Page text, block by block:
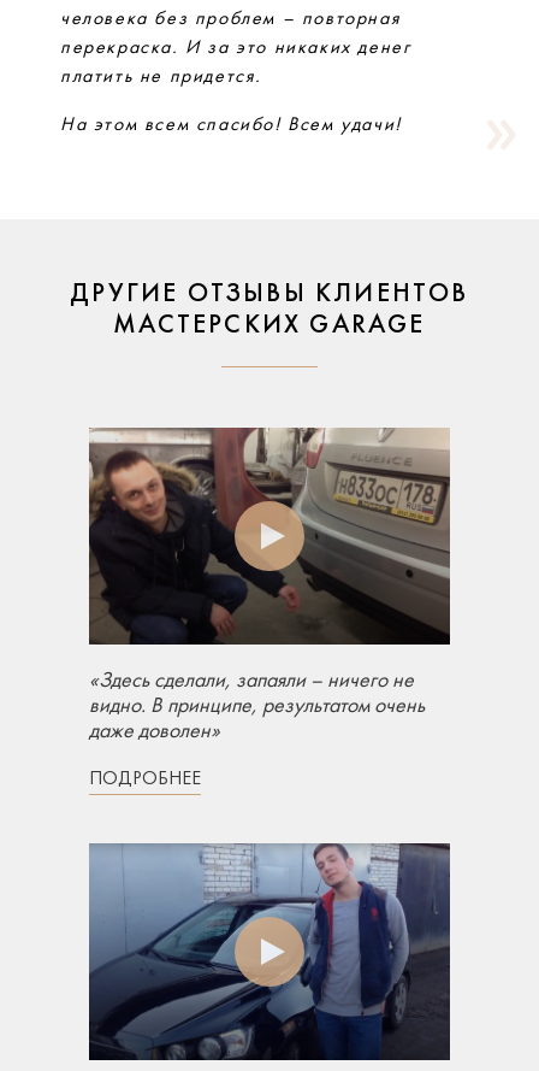
человека без проблем – повторная
перекраска. И за это никаких денег
платить не придется.
На этом всем спасибо! Всем удачи!
ДРУГИЕ ОТЗЫВЫ КЛИЕНТОВ
МАСТЕРСКИХ GARAGE
«Здесь сделали, запаяли – ничего не
видно. В принципе, результатом очень
даже доволен»
ПОДРОБНЕЕ